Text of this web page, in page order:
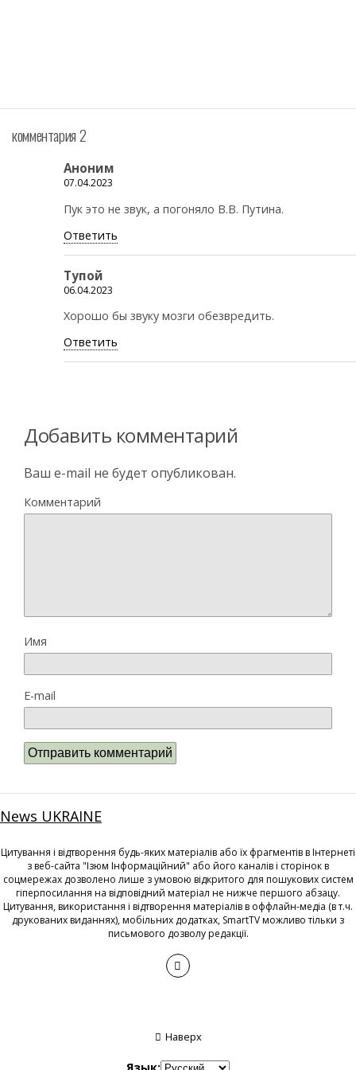
комментария 2
Аноним
07.04.2023
Пук это не звук, а погоняло В.В. Путина.
Ответить
Тупой
06.04.2023
Хорошо бы звуку мозги обезвредить.
Ответить
Добавить комментарий
Ваш e-mail не будет опубликован.
Комментарий
Имя
E-mail
News UKRAINE
Цитування і відтворення будь-яких матеріалів або їх фрагментів в Інтернеті
з веб-сайта "Ізюм Інформаційний" або його каналів і сторінок в
соцмережах дозволено лише з умовою відкритого для пошукових систем
гіперпосилання на відповідний матеріал не нижче першого абзацу.
Цитування, використання і відтворення матеріалів в оффлайн-медіа (в т.ч.
друкованих виданнях), мобільних додатках, SmartTV можливо тільки з
письмового дозволу редакції.
Наверх